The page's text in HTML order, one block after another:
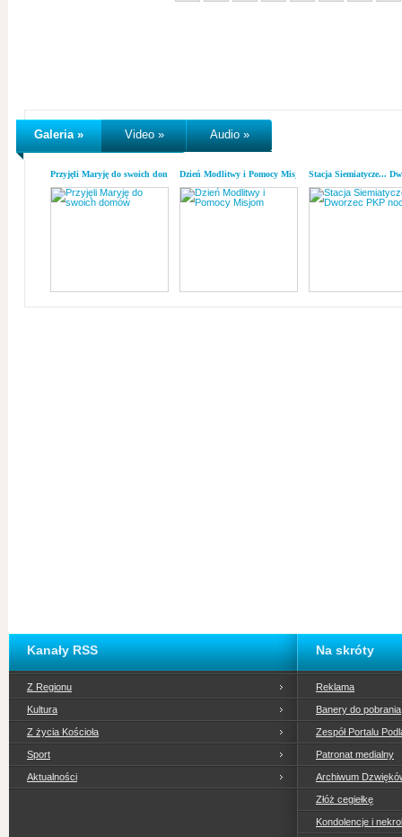
Galeria » Video » Audio »
Przyjęli Maryję do swoich domówDzień Modlitwy i Pomocy MisjomStacja Siemiatycze...
Kanały RSS
Z Regionu
Kultura
Z życia Kościoła
Sport
Aktualności
Na skróty
Reklama
Banery do pobrania
Zespół Portalu
Patronat medialny
Archiwum
Złóż cegiełkę
Kondolencje i